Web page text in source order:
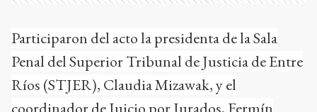
Participaron del acto la presidenta de la Sala
Penal del Superior Tribunal de Justicia de Entre
Ríos (STJER), Claudia Mizawak, y el
coordinador de Juicio por Jurados, Fermín